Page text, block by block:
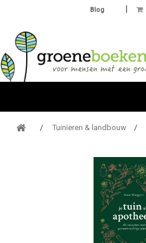
Blog
Tuinieren & landbouw